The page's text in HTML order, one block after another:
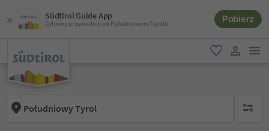
Südtirol Guide App
Cyfrowy przewodnik po Południowym Tyrolu Pobierz
ulubione
Południowy Tyrol brak